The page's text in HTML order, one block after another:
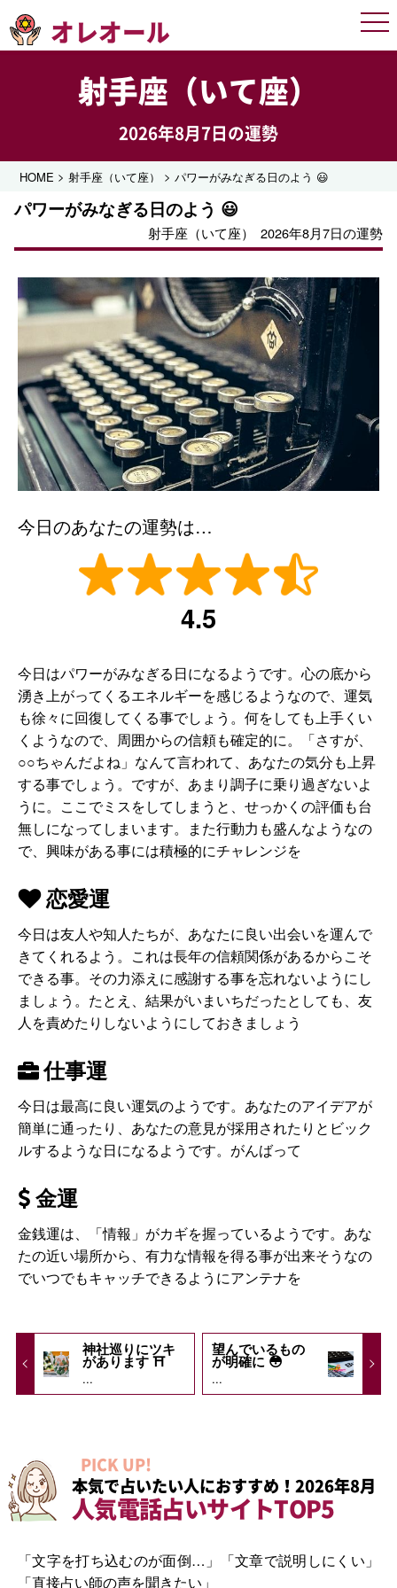
オレオール
射手座（いて座）
2026年8月7日の運勢
HOME >射手座（いて座） >パワーがみなぎる日のよう 😃
パワーがみなぎる日のよう 😃
射手座（いて座） 2026年8月7日の運勢
今日のあなたの運勢は…
4.5
今日はパワーがみなぎる日になるようです。心の底から
湧き上がってくるエネルギーを感じるようなので、運気
も徐々に回復してくる事でしょう。何をしても上手くい
くようなので、周囲からの信頼も確定的に。「さすが、
○○ちゃんだよね」なんて言われて、あなたの気分も上昇
する事でしょう。ですが、あまり調子に乗り過ぎないよ
うに。ここでミスをしてしまうと、せっかくの評価も台
無しになってしまいます。また行動力も盛んなようなの
で、興味がある事には積極的にチャレンジを
恋愛運
今日は友人や知人たちが、あなたに良い出会いを運んで
きてくれるよう。これは長年の信頼関係があるからこそ
できる事。その力添えに感謝する事を忘れないようにし
ましょう。たとえ、結果がいまいちだったとしても、友
人を責めたりしないようにしておきましょう
仕事運
今日は最高に良い運気のようです。あなたのアイデアが
簡単に通ったり、あなたの意見が採用されたりとビック
ルするような日になるようです。がんばって
金運
金銭運は、「情報」がカギを握っているようです。あな
たの近い場所から、有力な情報を得る事が出来そうなの
でいつでもキャッチできるようにアンテナを
神社巡りにツキ
があります ⛩
...
望んでいるもの
が明確に 😳
...
PICK UP!
本気で占いたい人におすすめ！2026年8月
人気電話占いサイトTOP5
「文字を打ち込むのが面倒…」「文章で説明しにくい」
「直接占い師の声を聞きたい」